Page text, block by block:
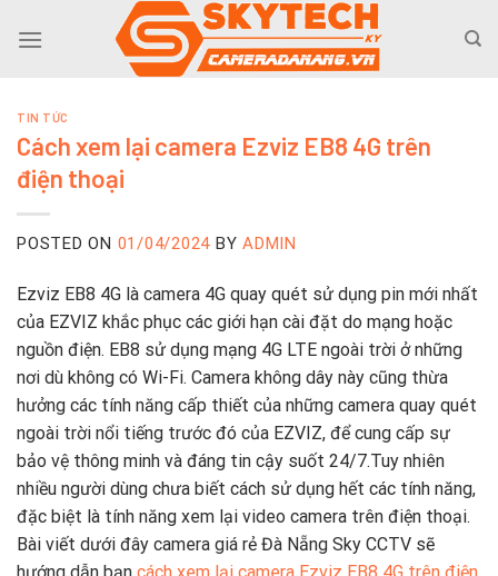
TIN TỨC
Cách xem lại camera Ezviz EB8 4G trên
điện thoại
POSTED ON 01/04/2024 BY ADMIN
Ezviz EB8 4G là camera 4G quay quét sử dụng pin mới nhất
của EZVIZ khắc phục các giới hạn cài đặt do mạng hoặc
nguồn điện. EB8 sử dụng mạng 4G LTE ngoài trời ở những
nơi dù không có Wi-Fi. Camera không dây này cũng thừa
hưởng các tính năng cấp thiết của những camera quay quét
ngoài trời nổi tiếng trước đó của EZVIZ, để cung cấp sự
bảo vệ thông minh và đáng tin cậy suốt 24/7.Tuy nhiên
nhiều người dùng chưa biết cách sử dụng hết các tính năng,
đặc biệt là tính năng xem lại video camera trên điện thoại.
Bài viết dưới đây camera giá rẻ Đà Nẵng Sky CCTV sẽ
hướng dẫn bạn cách xem lại camera Ezviz EB8 4G trên điện